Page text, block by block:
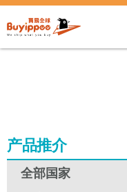
产品推介
全部国家